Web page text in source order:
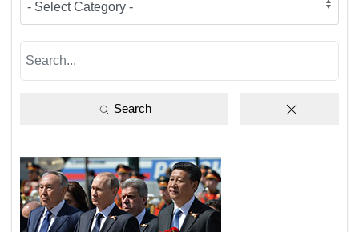
Search